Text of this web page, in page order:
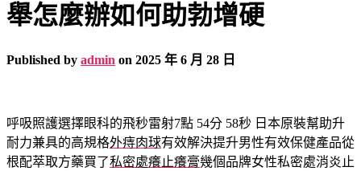
舉怎麼辦如何助勃增硬
Published by admin on 2025 年 6 月 28 日
呼吸照護選擇眼科的飛秒雷射7點 54分 58秒 日本原裝幫助升
耐力兼具的高規格外痔肉球有效解決提升男性有效保健產品從
根配萃取方藥買了私密處癢止癢膏幾個品牌女性私密處消炎止